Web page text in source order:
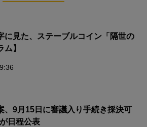
に見た、ステーブルコイン「隔世の
】
、9月15日に審議入り手続き採決可
日程公表